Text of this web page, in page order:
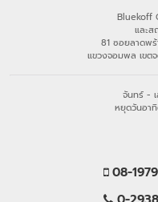
Bluekoff
และส
81 ซอยลาดพ
แขวงจอมพล เขต
จันทร์ -
หยุดวันอา
08-